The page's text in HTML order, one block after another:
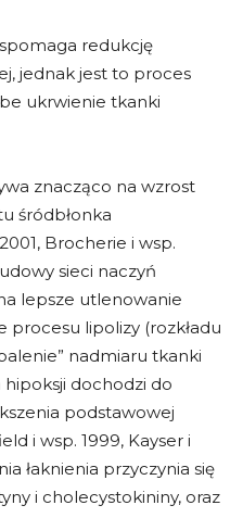
redukcję
jednak jest to proces
ukrwienie tkanki
znacząco na wzrost
śródbłonka
Brocherie i wsp.
sieci naczyń
lepsze utlenowanie
procesu lipolizy (rozkładu
nadmiaru tkanki
hipoksji dochodzi do
podstawowej
i wsp. 1999, Kayser i
łaknienia przyczynia się
i cholecystokininy, oraz